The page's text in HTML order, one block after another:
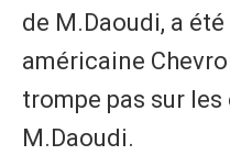
de M.Daoudi, a
américaine
trompe pas sur
M.Daoudi.